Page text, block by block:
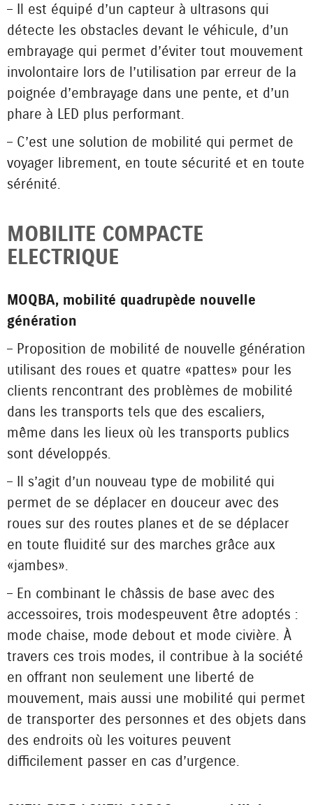
– Il est équipé d’un capteur à ultrasons qui
détecte les obstacles devant le véhicule, d’un
embrayage qui permet d’éviter tout mouvement
involontaire lors de l’utilisation par erreur de la
poignée d’embrayage dans une pente, et d’un
phare à LED plus performant.
– C’est une solution de mobilité qui permet de
voyager librement, en toute sécurité et en toute
sérénité.
MOBILITE COMPACTE
ELECTRIQUE
MOQBA, mobilité quadrupède nouvelle
génération
– Proposition de mobilité de nouvelle génération
utilisant des roues et quatre « pattes » pour les
clients rencontrant des problèmes de mobilité
dans les transports tels que des escaliers,
même dans les lieux où les transports publics
sont développés.
– Il s’agit d’un nouveau type de mobilité qui
permet de se déplacer en douceur avec des
roues sur des routes planes et de se déplacer
en toute fluidité sur des marches grâce aux
« jambes ».
– En combinant le châssis de base avec des
accessoires, trois modes peuvent être adoptés :
mode chaise, mode debout et mode civière. À
travers ces trois modes, il contribue à la société
en offrant non seulement une liberté de
mouvement, mais aussi une mobilité qui permet
de transporter des personnes et des objets dans
des endroits où les voitures peuvent
difficilement passer en cas d’urgence.